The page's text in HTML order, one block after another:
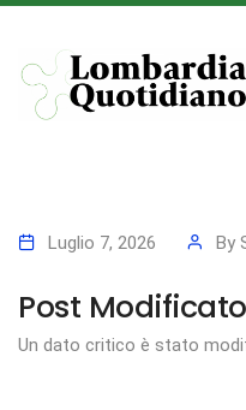
Luglio 7, 2026 By
Post Modificato
Un dato critico è stato